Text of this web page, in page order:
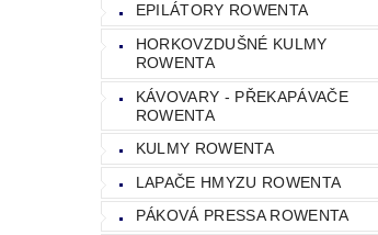
EPILÁTORY ROWENTA
HORKOVZDUŠNÉ KULMY
ROWENTA
KÁVOVARY - PŘEKAPÁVAČE
ROWENTA
KULMY ROWENTA
LAPAČE HMYZU ROWENTA
PÁKOVÁ PRESSA ROWENTA